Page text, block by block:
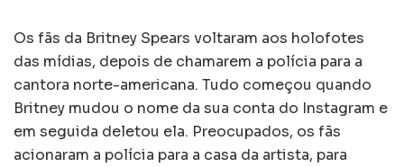
Os fãs da Britney Spears voltaram aos holofotes
das mídias, depois de chamarem a polícia para a
cantora norte-americana. Tudo começou quando
Britney mudou o nome da sua conta do Instagram e
em seguida deletou ela. Preocupados, os fãs
acionaram a polícia para a casa da artista, para